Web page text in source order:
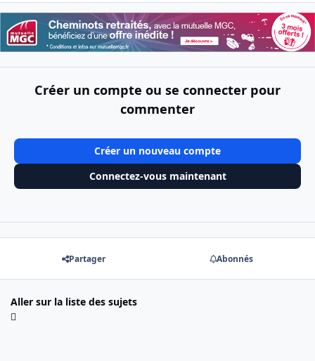
Créer un compte ou se connecter pour
commenter
Créer un nouveau compte
Connectez-vous maintenant
Partager Abonnés
Aller sur la liste des sujets